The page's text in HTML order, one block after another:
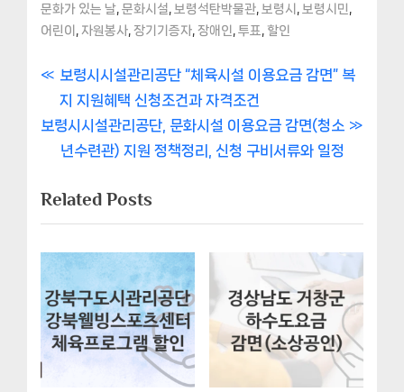
문화가 있는 날 문화시설 보령석탄박물관 보령시 보령시민
어린이
자원봉사 장기기증자 장애인 투표 할인
글
내
비
게
이
션
P
r
e
v
o
u
s
P
o
s
t
보령시시설관리공단 “체육시설 이용요금 감면” 복
지 지원혜택 신청조건과 자격조건
N
t
P
o
s
t
:
보령시시설관리공단, 문화시설 이용요금 감면(청소
년수련관) 지원 정책정리, 신청 구비서류와 일정
Related Posts